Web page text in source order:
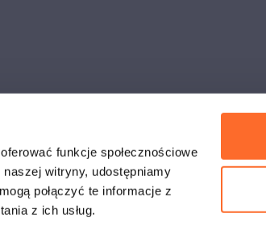
funkcje społecznościowe
witryny, udostępniamy
połączyć te informacje z
z ich usług.